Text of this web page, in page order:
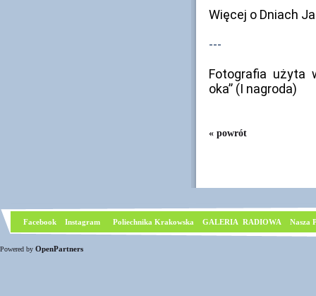
Więcej o Dniach
---
Fotografia użyta
oka” (I nagroda)
« powrót
Facebook Instagram Poliechnika Krakowska GALERIA RADIOWA Nasza
Powered by OpenPartners